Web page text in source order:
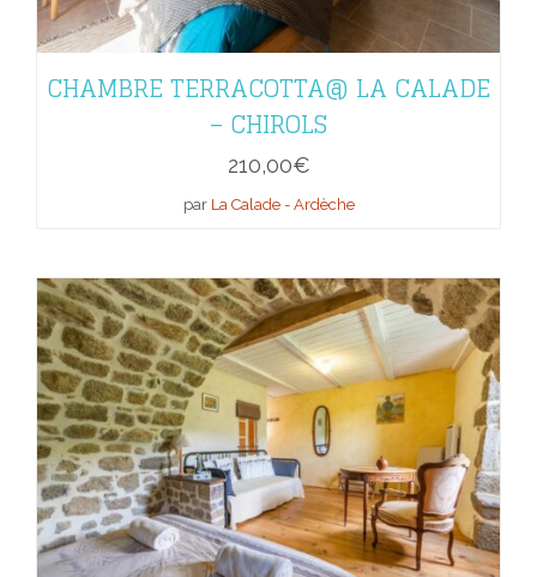
CHAMBRE TERRACOTTA@ LA CALADE
– CHIROLS
210,00€
par La Calade - Ardèche